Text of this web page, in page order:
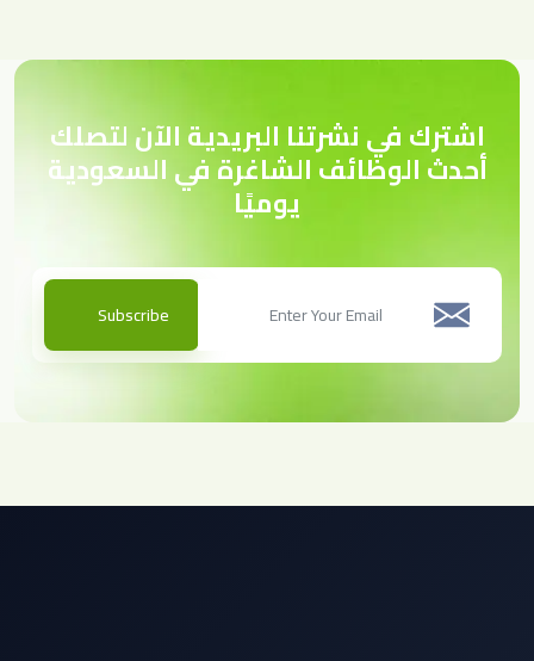
اشترك في نشرتنا البريدية الآن لتصلك
أحدث الوظائف الشاغرة في السعودية
يوميًا
Subscribe